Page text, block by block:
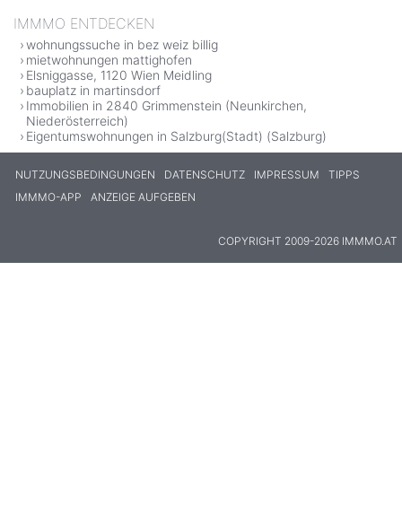
IMMMO ENTDECKEN
wohnungssuche in bez weiz billig
mietwohnungen mattighofen
Elsniggasse, 1120 Wien Meidling
bauplatz in martinsdorf
Immobilien in 2840 Grimmenstein (Neunkirchen,
Niederösterreich)
Eigentumswohnungen in Salzburg(Stadt) (Salzburg)
NUTZUNGSBEDINGUNGEN DATENSCHUTZ IMPRESSUM
TIPPS
IMMMO-APP
ANZEIGE AUFGEBEN
COPYRIGHT 2009-2026 IMMMO.AT